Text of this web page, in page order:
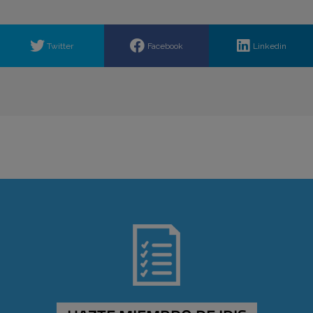
Twitter Facebook Linkedin